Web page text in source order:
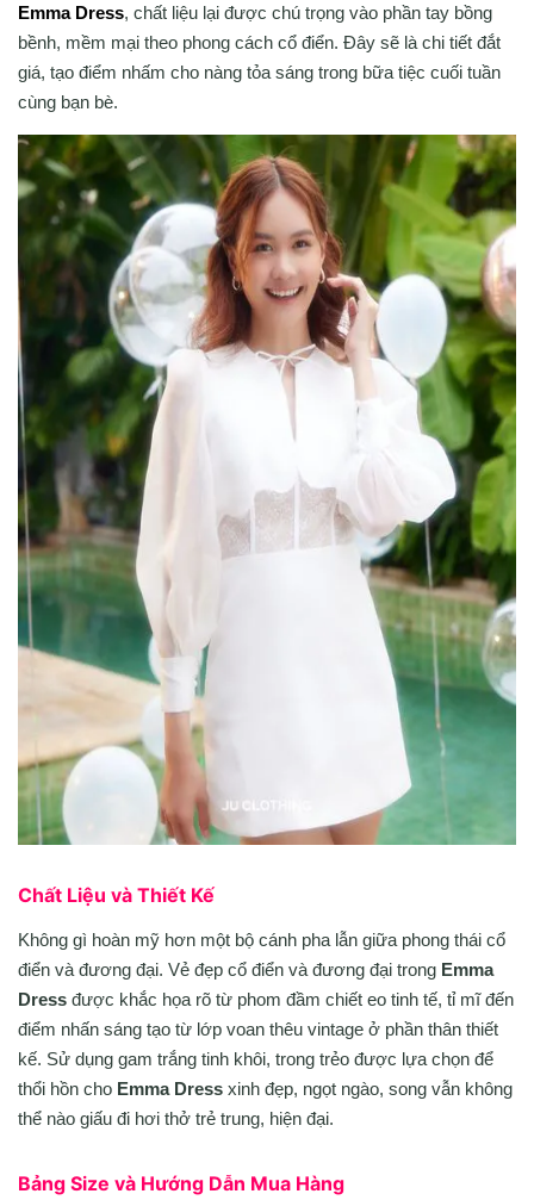
Emma Dress, chất liệu lại được chú trọng vào phần tay bồng
bềnh, mềm mại theo phong cách cổ điển. Đây sẽ là chi tiết đắt
giá, tạo điểm nhấm cho nàng tỏa sáng trong bữa tiệc cuối tuần
cùng bạn bè.
Chất Liệu và Thiết Kế
Không gì hoàn mỹ hơn một bộ cánh pha lẫn giữa phong thái cổ
điển và đương đại. Vẻ đẹp cổ điển và đương đại trong Emma
Dress được khắc họa rõ từ phom đầm chiết eo tinh tế, tỉ mĩ đến
điểm nhấn sáng tạo từ lớp voan thêu vintage ở phần thân thiết
kế. Sử dụng gam trắng tinh khôi, trong trẻo được lựa chọn để
thổi hồn cho Emma Dress xinh đẹp, ngọt ngào, song vẫn không
thể nào giấu đi hơi thở trẻ trung, hiện đại.
Bảng Size và Hướng Dẫn Mua Hàng